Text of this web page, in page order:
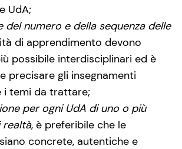
UdA;
del numero e della sequenza delle
di apprendimento devono
possibile interdisciplinari ed è
precisare gli insegnamenti
i temi da trattare;
per ogni UdA di uno o più
, è preferibile che le
concrete, autentiche e